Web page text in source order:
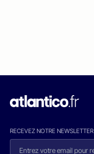
RECEVEZ NOTRE NEWSLETTER